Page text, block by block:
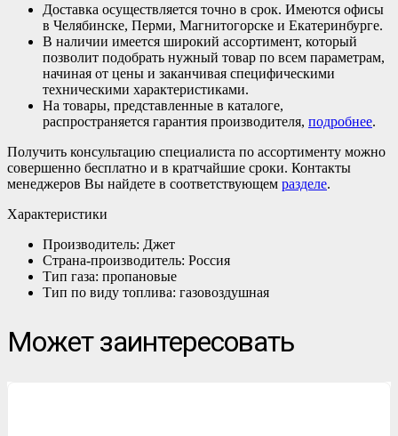
Доставка осуществляется точно в срок. Имеются офисы
в Челябинске, Перми, Магнитогорске и Екатеринбурге.
В наличии имеется широкий ассортимент, который
позволит подобрать нужный товар по всем параметрам,
начиная от цены и заканчивая специфическими
техническими характеристиками.
На товары, представленные в каталоге,
распространяется гарантия производителя, подробнее.
Получить консультацию специалиста по ассортименту можно
совершенно бесплатно и в кратчайшие сроки. Контакты
менеджеров Вы найдете в соответствующем разделе.
Характеристики
Производитель: Джет
Страна-производитель: Россия
Тип газа: пропановые
Тип по виду топлива: газовоздушная
Может заинтересовать